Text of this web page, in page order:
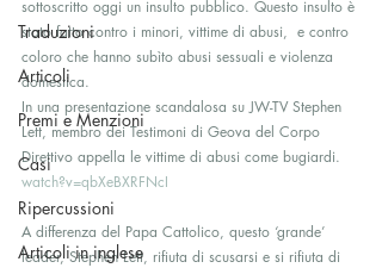
Traduzioni
Articoli
Premi e Menzioni
Casi
Ripercussioni
Articoli in inglese
sottoscritto oggi un insulto pubblico. Questo insulto è
stato fatto contro i minori, vittime di abusi,  e contro
coloro che hanno subìto abusi sessuali e violenza
domestica.
In una presentazione scandalosa su JW-TV Stephen
Lett, membro dei Testimoni di Geova del Corpo
Direttivo appella le vittime di abusi come bugiardi.
watch?v=qbXeBXRFNcI
A differenza del Papa Cattolico, questo ‘grande’
leader, Stephen Lett, rifiuta di scusarsi e si rifiuta di